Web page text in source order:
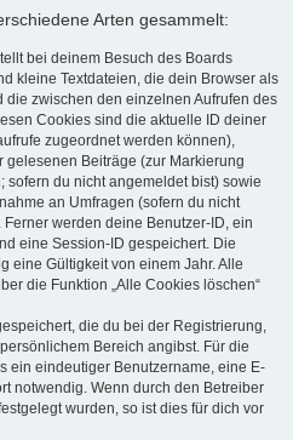
Arten gesammelt:
bei deinem Besuch des Boards
kleine Textdateien, die dein Browser als
zwischen den einzelnen Aufrufen des
Cookies sind die aktuelle ID deiner
zugeordnet werden können),
gelesenen Beiträge (zur Markierung
du nicht angemeldet bist) sowie
an Umfragen (sofern du nicht
werden deine Benutzer-ID, ein
eine Session-ID gespeichert. Die
eine Gültigkeit von einem Jahr. Alle
die Funktion „Alle Cookies löschen“
die du bei der Registrierung,
Bereich angibst. Für die
ein eindeutiger Benutzername, eine E-
notwendig. Wenn durch den Betreiber
wurden, so ist dies für dich vor